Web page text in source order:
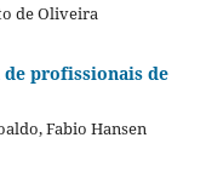
de Oliveira
de profissionais de
Fabio Hansen